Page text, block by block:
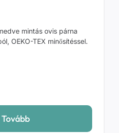
mintás ovis párna
OEKO-TEX minősítéssel.
Tovább